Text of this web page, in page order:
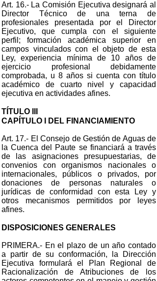
Art. 16.- La Comisión Ejecutiva designará al
Director Técnico de una terna de
profesionales presentada por el Director
Ejecutivo, que cumpla con el siguiente
perfil; formación académica superior en
campos vinculados con el objeto de esta
Ley, experiencia mínima de 10 años de
ejercicio profesional debidamente
comprobada, u 8 años si cuenta con título
académico de cuarto nivel y capacidad
ejecutiva en actividades afines.
TÍTULO III
CAPÍTULO I DEL FINANCIAMIENTO
Art. 17.- El Consejo de Gestión de Aguas de
la Cuenca del Paute se financiará a través
de las asignaciones presupuestarias, de
convenios con organismos nacionales o
internacionales, públicos o privados, por
donaciones de personas naturales o
jurídicas de conformidad con esta Ley y
otros mecanismos permitidos por leyes
afines.
DISPOSICIONES GENERALES
PRIMERA.- En el plazo de un año contado
a partir de su conformación, la Dirección
Ejecutiva formulará el Plan Regional de
Racionalización de Atribuciones de los